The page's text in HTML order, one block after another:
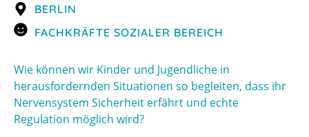
BERLIN
FACHKRÄFTE SOZIALER BEREICH
Wie können wir Kinder und Jugendliche in
herausfordernden Situationen so begleiten, dass ihr
Nervensystem Sicherheit erfährt und echte
Regulation möglich wird?